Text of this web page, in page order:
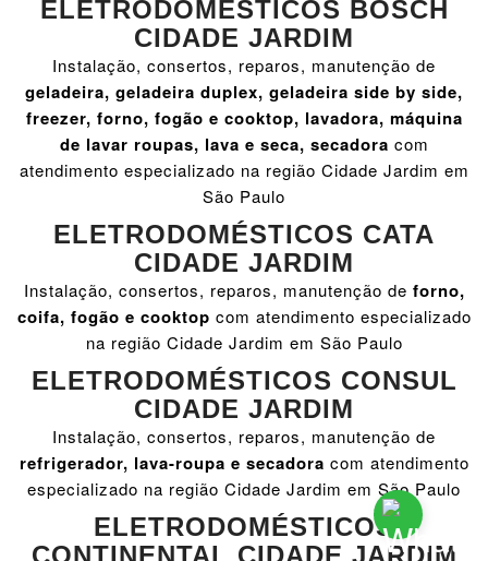
ELETRODOMÉSTICOS BOSCH
CIDADE JARDIM
Instalação, consertos, reparos, manutenção de
geladeira, geladeira duplex, geladeira side by side,
freezer, forno, fogão e cooktop, lavadora, máquina
de lavar roupas, lava e seca, secadora com
atendimento especializado na região Cidade Jardim em
São Paulo
ELETRODOMÉSTICOS CATA
CIDADE JARDIM
Instalação, consertos, reparos, manutenção de forno,
coifa, fogão e cooktop com atendimento especializado
na região Cidade Jardim em São Paulo
ELETRODOMÉSTICOS CONSUL
CIDADE JARDIM
Instalação, consertos, reparos, manutenção de
refrigerador, lava-roupa e secadora com atendimento
especializado na região Cidade Jardim em São Paulo
ELETRODOMÉSTICOS
CONTINENTAL CIDADE JARDIM